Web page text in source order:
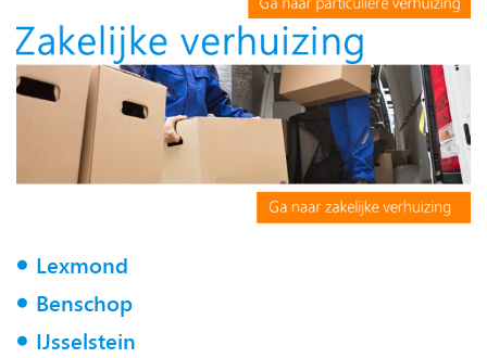
Lexmond
Benschop
IJsselstein